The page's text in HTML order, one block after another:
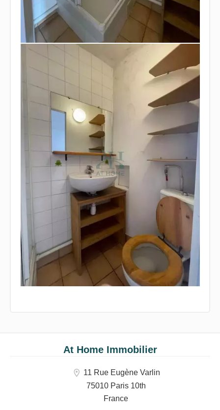
At Home Immobilier
11 Rue Eugène Varlin
75010 Paris 10th
France